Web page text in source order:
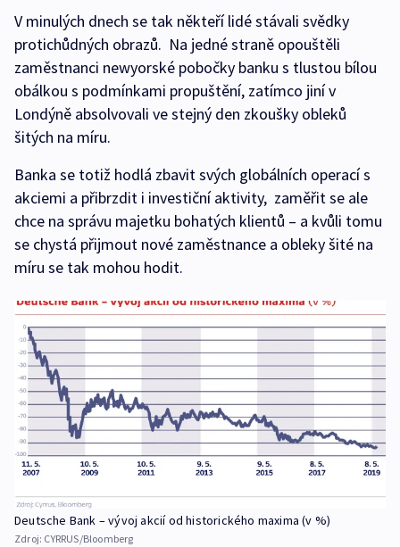
V minulých dnech se tak někteří lidé stávali svědky
protichůdných obrazů. Na jedné straně opouštěli
zaměstnanci newyorské pobočky banku s tlustou bílou
obálkou s podmínkami propuštění, zatímco jiní v
Londýně absolvovali ve stejný den zkoušky obleků
šitých na míru.
Banka se totiž hodlá zbavit svých globálních operací s
akciemi a přibrzdit i investiční aktivity, zaměřit se ale
chce na správu majetku bohatých klientů – a kvůli tomu
se chystá přijmout nové zaměstnance a obleky šité na
míru se tak mohou hodit.
Deutsche Bank – vývoj akcií od historického maxima (v %)
Zdroj: CYRRUS/Bloomberg